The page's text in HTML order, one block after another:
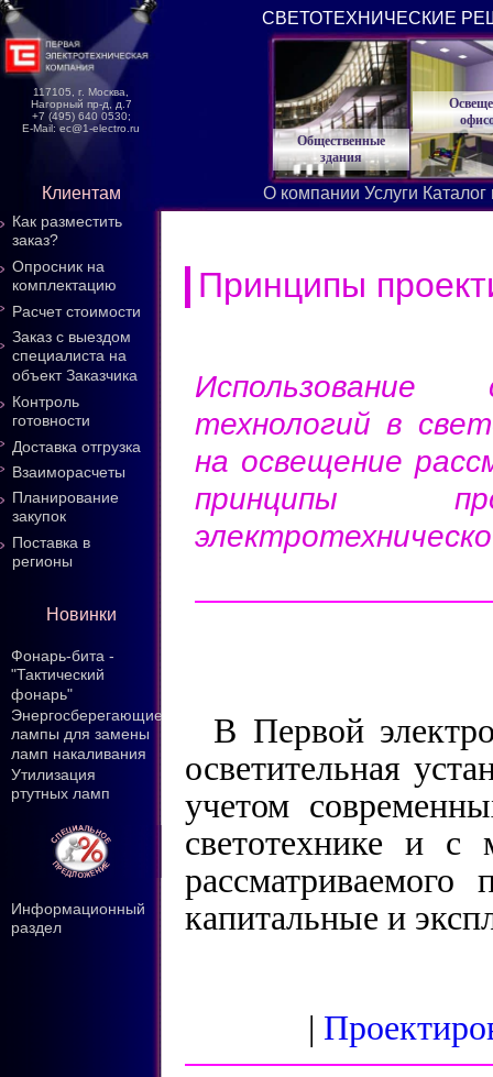
Принципы
Использование
технологий в
на освещение
принципы
В Первой
осветительная
учетом
светотехнике и с
капитальные и
|
Как разместить
заказ?
Опросник на
комплектацию
Расчет стоимости
Заказ с выездом
специалиста на
объект Заказчика
Контроль
готовности
Доставка отгрузка
Взаиморасчеты
Планирование
закупок
Поставка в
регионы
Новинки
Фонарь-бита -
"Тактический
фонарь"
Энергосберегающие
лампы для замены
ламп накаливания
Утилизация
ртутных ламп
Информационный
раздел
117105, г. Москва,
Нагорный пр-д, д.7
+7 (495) 640 0530;
E-Mail: ec@1-electro.ru
Клиентам
СВЕТОТЕХНИЧЕСКИЕ
Общественные
здания
О компании Услуги